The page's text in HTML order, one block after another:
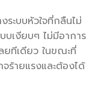
ระบบหัวใจที่กลืนไม่
บเงียบๆ ไม่มีอาการ
ยทีเดียว ในขณะที่
ร้ายแรงและต้องได้